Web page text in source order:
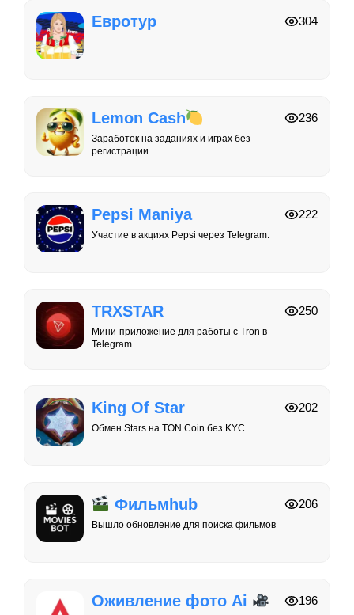
Евротур 304
Lemon Cash
Заработок на заданиях и играх без
регистрации.
236
Pepsi Maniya
Участие в акциях Pepsi через Telegram.
222
TRXSTAR
Мини-приложение для работы с Tron в
Telegram.
250
King Of Star
Обмен Stars на TON Coin без KYC.
202
Фильмhub
Вышло обновление для поиска фильмов
206
Оживление фото Ai 196